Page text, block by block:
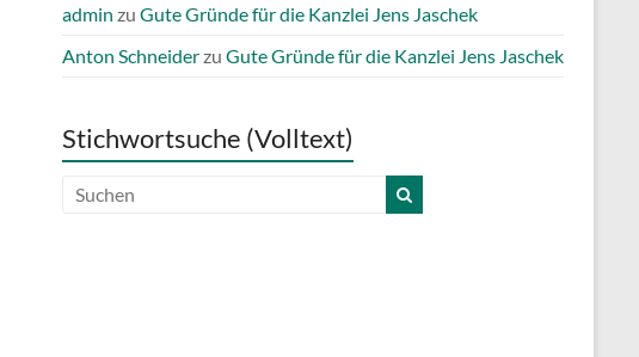
admin zu Gute Gründe für die Kanzlei Jens Jaschek
Anton Schneiderzu Gute Gründe für die Kanzlei Jens Jaschek
Stichwortsuche (Volltext)